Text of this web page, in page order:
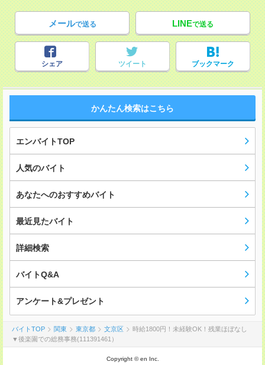
メールで送る LINEで送る
シェア ツイート ブックマーク
かんたん検索はこちら
エンバイトTOP
人気のバイト
あなたへのおすすめバイト
最近見たバイト
詳細検索
バイトQ&A
アンケート&プレゼント
バイトTOP 関東 東京都 文京区
時給1800円！未経験OK！残業ほぼなし
▼後楽園での総務事務(111391461）
Copyright © en Inc.